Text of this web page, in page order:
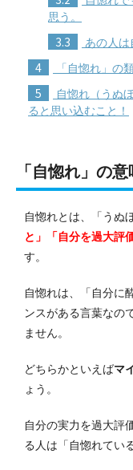
思う。
3.3 あの人は
4 「自惚れ」の
5
自惚れ（うぬ
ると思い込むこと！
「自惚れ」の
自惚れとは、「うぬ
と」「自分を過大評
す。
自惚れは、「自分に
ンスがある言葉なの
ません。
どちらかといえばマ
ょう。
自分の実力を過大評
る人は「自惚れてい